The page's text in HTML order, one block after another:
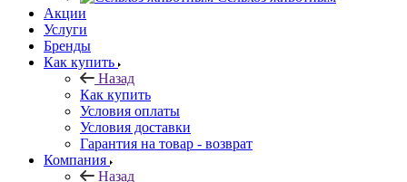
Акции
Услуги
Бренды
Как купить
Назад
Как купить
Условия оплаты
Условия доставки
Гарантия на товар - возврат
Компания
Назад